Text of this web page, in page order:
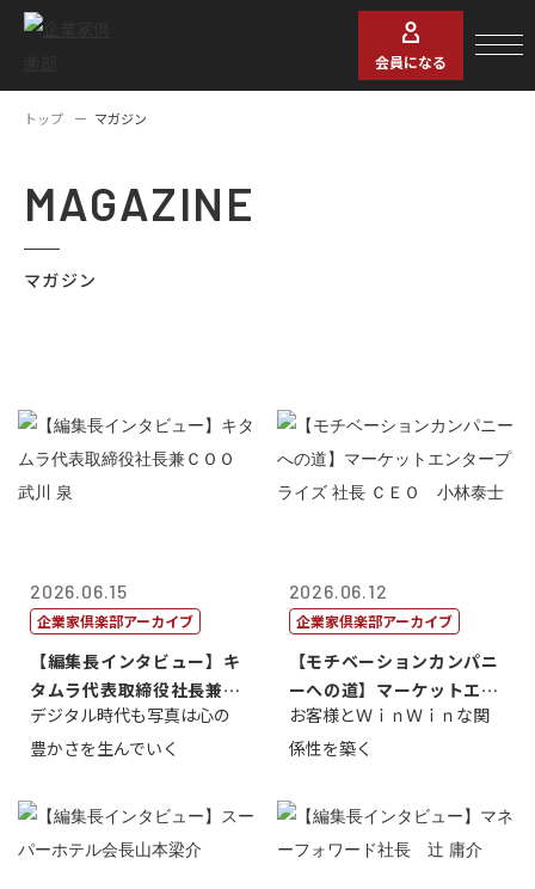
会員になる
トップ マガジン
MAGAZINE
マガジン
2026.06.15
企業家倶楽部アーカイブ
【編集長インタビュー】キ
タムラ代表取締役社長兼Ｃ
ＯＯ 武川 ...
デジタル時代も写真は心の
豊かさを生んでいく
2026.06.12
企業家倶楽部アーカイブ
【モチベーションカンパニ
ーへの道】マーケットエン
タープライズ...
お客様とＷｉｎＷｉｎな関
係性を築く